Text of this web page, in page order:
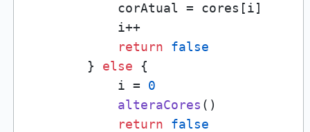
            corAtual = cores[i]
            i++
return
false
        }
else {
            i =
0
alteraCores ()
return
false